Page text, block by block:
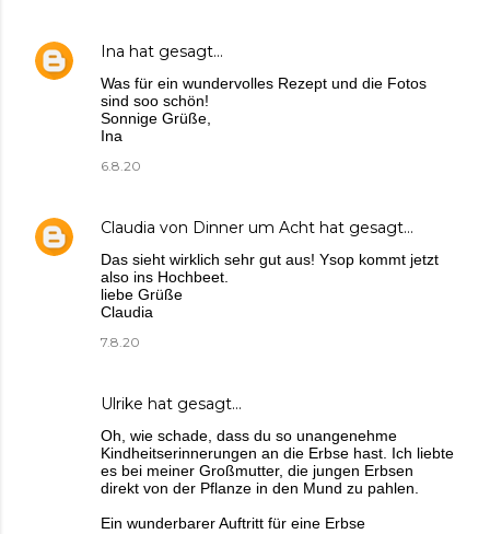
Ina hat gesagt…
Was für ein wundervolles Rezept und die Fotos
sind soo schön!
Sonnige Grüße,
Ina
6.8.20
Claudia von Dinner um Acht hat gesagt…
Das sieht wirklich sehr gut aus! Ysop kommt jetzt
also ins Hochbeet.
liebe Grüße
Claudia
7.8.20
Ulrike hat gesagt…
Oh, wie schade, dass du so unangenehme
Kindheitserinnerungen an die Erbse hast. Ich liebte
es bei meiner Großmutter, die jungen Erbsen
direkt von der Pflanze in den Mund zu pahlen.
Ein wunderbarer Auftritt für eine Erbse